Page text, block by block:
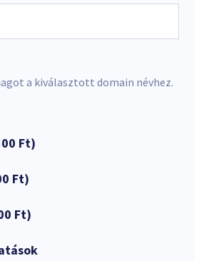
a kiválasztott domain névhez.
Ft)
Ft)
Ft)